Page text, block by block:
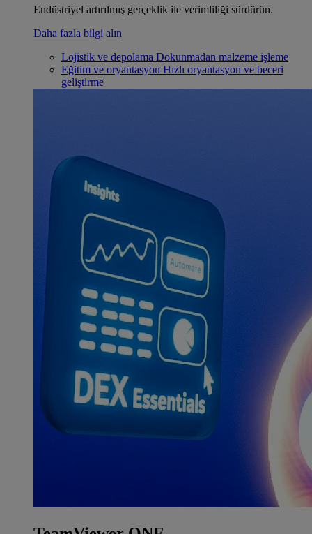
Endüstriyel artırılmış gerçeklik ile verimliliği sürdürün.
Daha fazla bilgi alın
Lojistik ve depolama Dokunmadan malzeme işleme
Eğitim ve oryantasyon Hızlı oryantasyon ve beceri
geliştirme